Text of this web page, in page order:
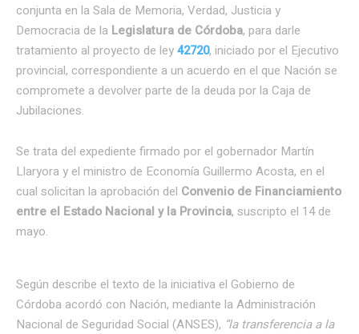
conjunta en la Sala de Memoria, Verdad, Justicia y
Democracia de la Legislatura de Córdoba, para darle
tratamiento al proyecto de ley42720, iniciado por el Ejecutivo
provincial, correspondiente a un acuerdo en el que Nación se
compromete a devolver parte de la deuda por la Caja de
Jubilaciones.
Se trata del expediente firmado por el gobernador Martín
Llaryora y el ministro de Economía Guillermo Acosta, en el
cual solicitan la aprobación del Convenio de Financiamiento
entre el Estado Nacional y la Provincia, suscripto el 14 de
mayo.
Según describe el texto de la iniciativa el Gobierno de
Córdoba acordó con Nación, mediante la Administración
Nacional de Seguridad Social (ANSES), “la transferencia a la